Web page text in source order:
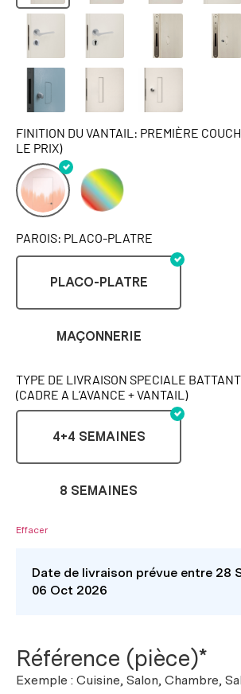
FINITION DU VANTAIL: PREMIÈRE
LE PRIX)
PAROIS: PLACO-PLATRE
PLACO-PLATRE
MAÇONNERIE
TYPE DE LIVRAISON SPECIALE
(CADRE A L’AVANCE + VANTAIL)
4+4 SEMAINES
8 SEMAINES
Effacer
Date de livraison prévue entre 28
06 Oct 2026
Référence (pièce)*
Exemple : Cuisine, Salon, Chambre,